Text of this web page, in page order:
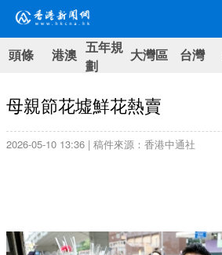
頭條 港澳 五年規
劃
大灣區 台灣
母親節花墟鮮花熱賣
2026-05-10 13:36 | 稿件來源：香港中通社